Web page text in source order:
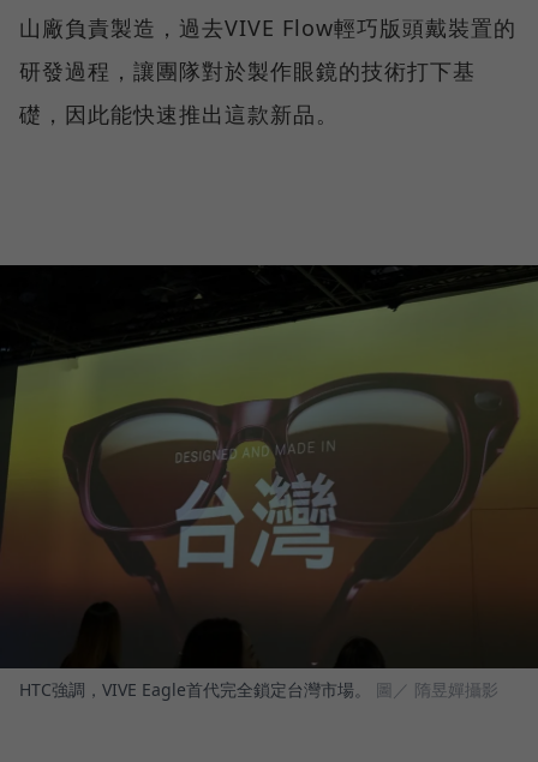
山廠負責製造，過去VIVE Flow輕巧版頭戴裝置的
研發過程，讓團隊對於製作眼鏡的技術打下基
礎，因此能快速推出這款新品。
HTC強調，VIVE Eagle首代完全鎖定台灣市場。 圖／ 隋昱嬋攝影